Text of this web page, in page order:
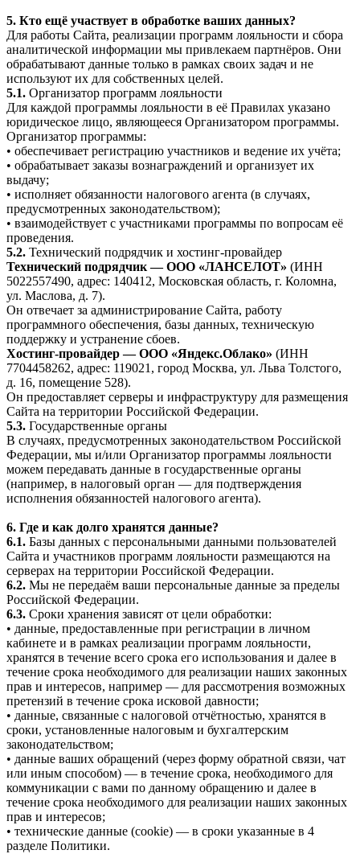
5. Кто ещё участвует в обработке ваших данных?
Для работы Сайта, реализации программ лояльности и сбора
аналитической информации мы привлекаем партнёров. Они
обрабатывают данные только в рамках своих задач и не
используют их для собственных целей.
5.1. Организатор программ лояльности
Для каждой программы лояльности в её Правилах указано
юридическое лицо, являющееся Организатором программы.
Организатор программы:
• обеспечивает регистрацию участников и ведение их учёта;
• обрабатывает заказы вознаграждений и организует их
выдачу;
• исполняет обязанности налогового агента (в случаях,
предусмотренных законодательством);
• взаимодействует с участниками программы по вопросам её
проведения.
5.2. Технический подрядчик и хостинг-провайдер
Технический подрядчик — ООО «ЛАНСЕЛОТ» (ИНН
5022557490, адрес: 140412, Московская область, г. Коломна,
ул. Маслова, д. 7).
Он отвечает за администрирование Сайта, работу
программного обеспечения, базы данных, техническую
поддержку и устранение сбоев.
Хостинг-провайдер — ООО «Яндекс.Облако» (ИНН
7704458262, адрес: 119021, город Москва, ул. Льва Толстого,
д. 16, помещение 528).
Он предоставляет серверы и инфраструктуру для размещения
Сайта на территории Российской Федерации.
5.3. Государственные органы
В случаях, предусмотренных законодательством Российской
Федерации, мы и/или Организатор программы лояльности
можем передавать данные в государственные органы
(например, в налоговый орган — для подтверждения
исполнения обязанностей налогового агента).
6. Где и как долго хранятся данные?
6.1. Базы данных с персональными данными пользователей
Сайта и участников программ лояльности размещаются на
серверах на территории Российской Федерации.
6.2. Мы не передаём ваши персональные данные за пределы
Российской Федерации.
6.3. Сроки хранения зависят от цели обработки:
• данные, предоставленные при регистрации в личном
кабинете и в рамках реализации программ лояльности,
хранятся в течение всего срока его использования и далее в
течение срока необходимого для реализации наших законных
прав и интересов, например — для рассмотрения возможных
претензий в течение срока исковой давности;
• данные, связанные с налоговой отчётностью, хранятся в
сроки, установленные налоговым и бухгалтерским
законодательством;
• данные ваших обращений (через форму обратной связи, чат
или иным способом) — в течение срока, необходимого для
коммуникации с вами по данному обращению и далее в
течение срока необходимого для реализации наших законных
прав и интересов;
• технические данные (cookie) — в сроки указанные в 4
разделе Политики.